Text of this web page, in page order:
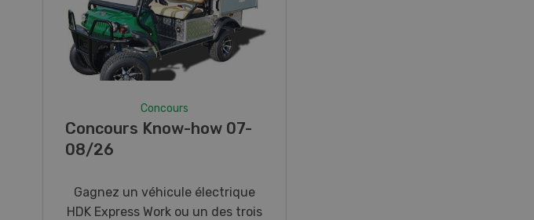
Concours
Concours Know-how 07-
08/26
Gagnez un véhicule électrique
HDK Express Work ou un des trois